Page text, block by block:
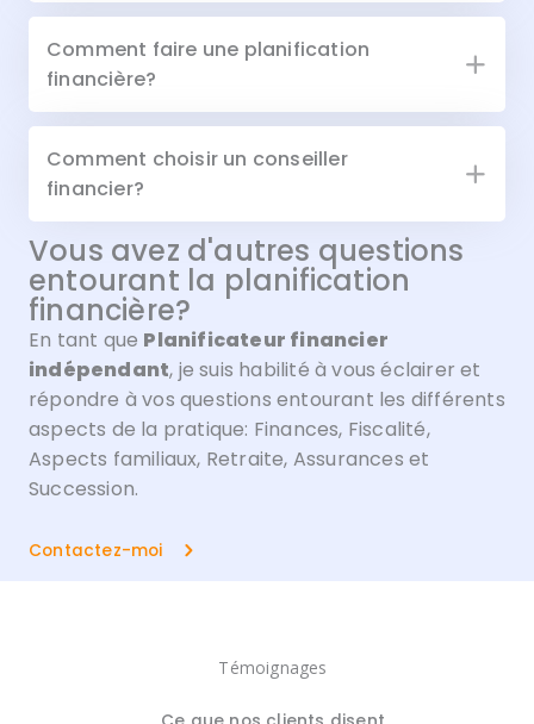
Comment faire une planification
financière?
Comment choisir un conseiller
financier?
Vous avez d'autres questions
entourant la planification
financière?
En tant que Planificateur financier
indépendant, je suis habilité à vous éclairer et
répondre à vos questions entourant les différents
aspects de la pratique: Finances, Fiscalité,
Aspects familiaux, Retraite, Assurances et
Succession.
Contactez-moi
Témoignages